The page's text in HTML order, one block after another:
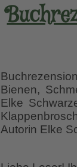
Bienen,
Elke
Autorin Elke